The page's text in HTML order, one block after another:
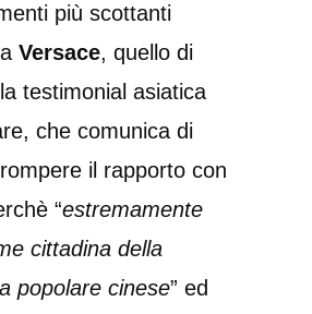
più scottanti
Versace, quello di
testimonial asiatica
che comunica di
il rapporto con
“estremamente
cittadina della
popolare cinese” ed